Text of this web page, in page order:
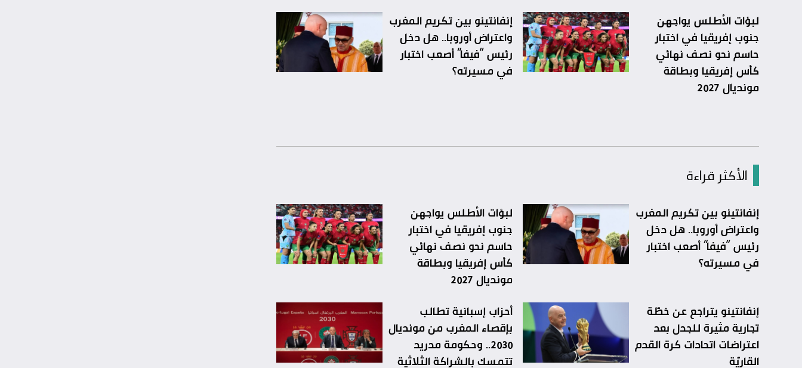
لبؤات الأطلس يواجهن
جنوب إفريقيا في اختبار
حاسم نحو نصف نهائي
كأس إفريقيا وبطاقة
مونديال 2027
إنفانتينو بين تكريم المغرب
واعتراض أوروبا.. هل دخل
رئيس “فيفا” أصعب اختبار
في مسيرته؟
الأكثر قراءة
إنفانتينو بين تكريم المغرب
واعتراض أوروبا.. هل دخل
رئيس “فيفا” أصعب اختبار
في مسيرته؟
لبؤات الأطلس يواجهن
جنوب إفريقيا في اختبار
حاسم نحو نصف نهائي
كأس إفريقيا وبطاقة
مونديال 2027
إنفانتينو يتراجع عن خطّة
تجارية مثيرة للجدل بعد
اعتراضات اتحادات كرة القدم
القاريّة
أحزاب إسبانية تطالب
بإقصاء المغرب من مونديال
2030.. وحكومة مدريد
تتمسك بالشراكة الثلاثية